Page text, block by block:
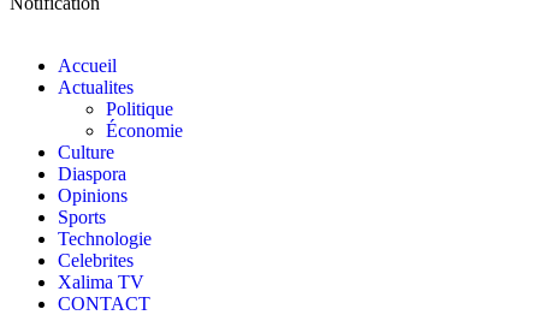
Accueil
Actualites
Politique
Économie
Culture
Diaspora
Opinions
Sports
Technologie
Celebrites
Xalima TV
CONTACT